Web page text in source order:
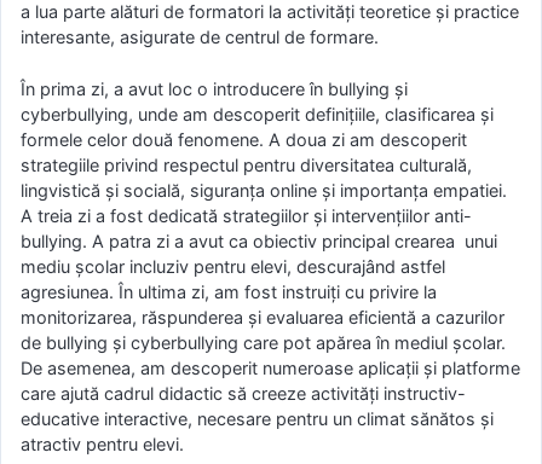
a lua parte alături de formatori la activităţi teoretice şi practice
interesante, asigurate de centrul de formare.
În prima zi, a avut loc o introducere în bullying și
cyberbullying, unde am descoperit definițiile, clasificarea și
formele celor două fenomene. A doua zi am descoperit
strategiile privind respectul pentru diversitatea culturală,
lingvistică și socială, siguranța online și importanța empatiei.
A treia zi a fost dedicată strategiilor și intervențiilor anti-
bullying. A patra zi a avut ca obiectiv principal crearea unui
mediu școlar incluziv pentru elevi, descurajând astfel
agresiunea. În ultima zi, am fost instruiți cu privire la
monitorizarea, răspunderea și evaluarea eficientă a cazurilor
de bullying și cyberbullying care pot apărea în mediul școlar.
De asemenea, am descoperit numeroase aplicații și platforme
care ajută cadrul didactic să creeze activități instructiv-
educative interactive, necesare pentru un climat sănătos și
atractiv pentru elevi.